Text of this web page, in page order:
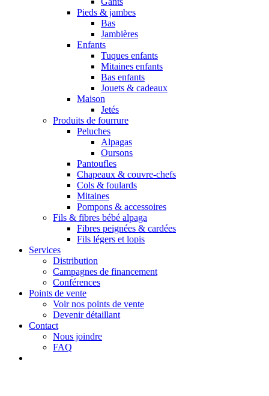
Pieds & jambes
Bas
Jambières
Enfants
Tuques enfants
Mitaines enfants
Bas enfants
Jouets & cadeaux
Maison
Jetés
Produits de fourrure
Peluches
Alpagas
Oursons
Pantoufles
Chapeaux & couvre-chefs
Cols & foulards
Mitaines
Pompons & accessoires
Fils & fibres bébé alpaga
Fibres peignées & cardées
Fils légers et lopis
Services
Distribution
Campagnes de financement
Conférences
Points de vente
Voir nos points de vente
Devenir détaillant
Contact
Nous joindre
FAQ